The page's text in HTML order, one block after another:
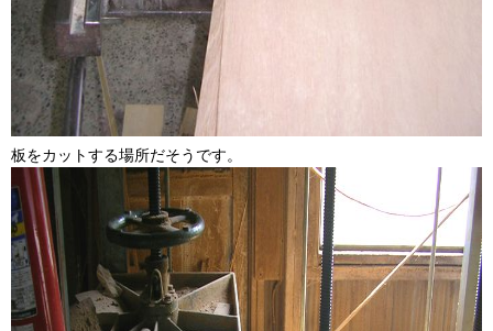
板をカットする場所だそうです。